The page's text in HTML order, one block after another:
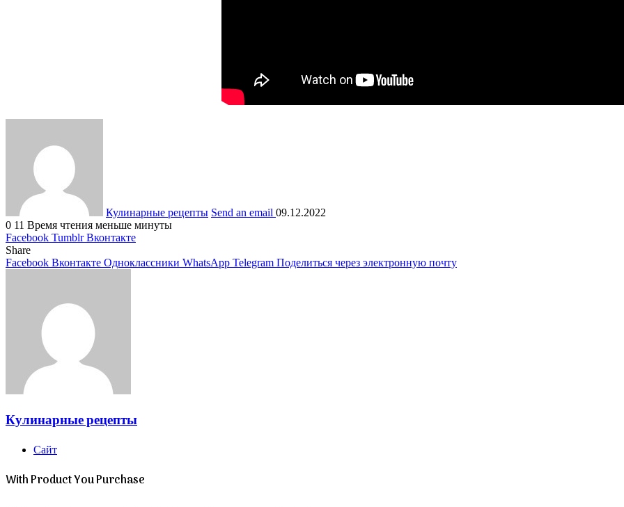
Кулинарные рецепты Send an email 09.12.2022
0 11 Время чтения меньше минуты
Facebook Tumblr Вконтакте
Share
Facebook Вконтакте Одноклассники WhatsApp Telegram Поделиться через электронную почту
Кулинарные рецепты
Сайт
With Product You Purchase